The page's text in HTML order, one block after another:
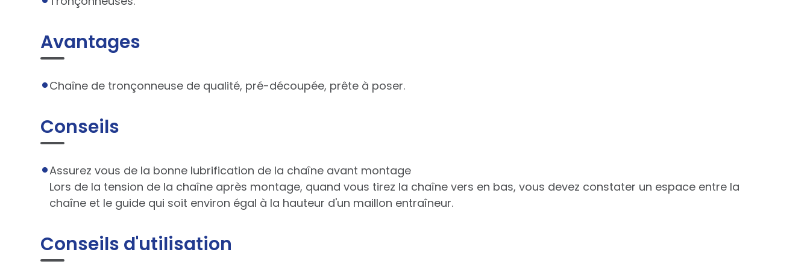
Avantages
Chaîne de tronçonneuse de qualité, pré-découpée, prête à poser.
Conseils
Assurez vous de la bonne lubrification de la chaîne avant montage
Lors de la tension de la chaîne après montage, quand vous tirez la chaîne vers en bas, vous devez constater un espace entre la
chaîne et le guide qui soit environ égal à la hauteur d'un maillon entraîneur.
Conseils d'utilisation